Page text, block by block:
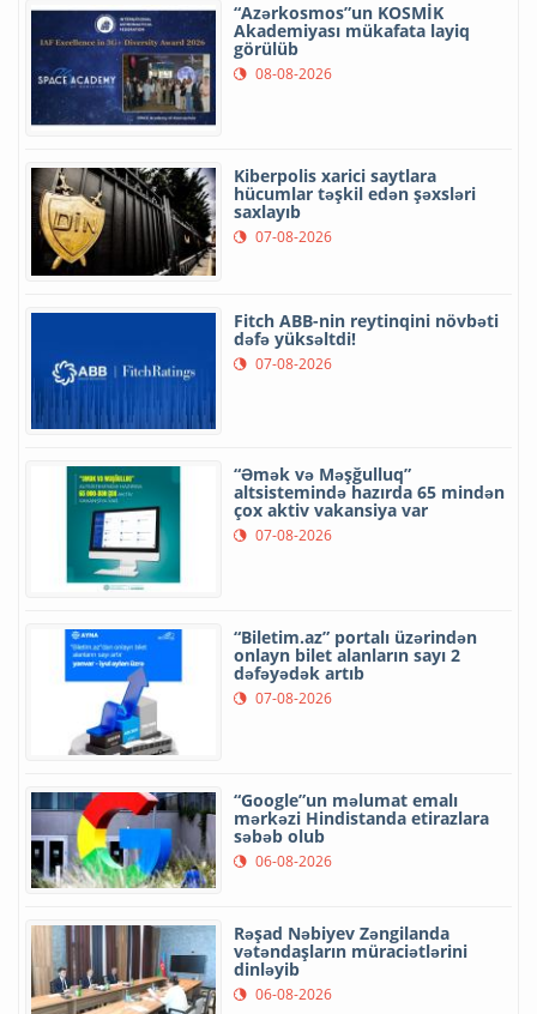
“Azərkosmos”un KOSMİK
Akademiyası mükafata layiq
görülüb
08-08-2026
Kiberpolis xarici saytlara
hücumlar təşkil edən şəxsləri
saxlayıb
07-08-2026
Fitch ABB-nin reytinqini növbəti
dəfə yüksəltdi!
07-08-2026
“Əmək və Məşğulluq”
altsistemində hazırda 65 mindən
çox aktiv vakansiya var
07-08-2026
“Biletim.az” portalı üzərindən
onlayn bilet alanların sayı 2
dəfəyədək artıb
07-08-2026
“Google”un məlumat emalı
mərkəzi Hindistanda etirazlara
səbəb olub
06-08-2026
Rəşad Nəbiyev Zəngilanda
vətəndaşların müraciətlərini
dinləyib
06-08-2026